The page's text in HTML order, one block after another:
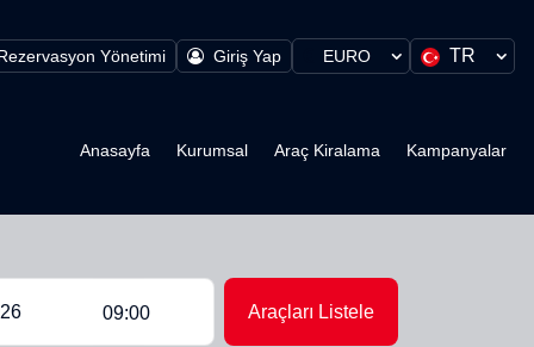
Yönetimi Giriş Yap TR
EURO
Anasayfa Kurumsal Araç Kiralama Kampanyalar
09:00 Araçları Listele